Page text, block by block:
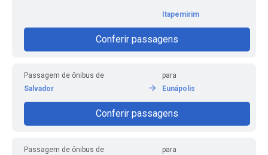
Itapemirim
Conferir passagens
Passagem de ônibus de
Salvador
para
Eunápolis
Conferir passagens
Passagem de ônibus de
para